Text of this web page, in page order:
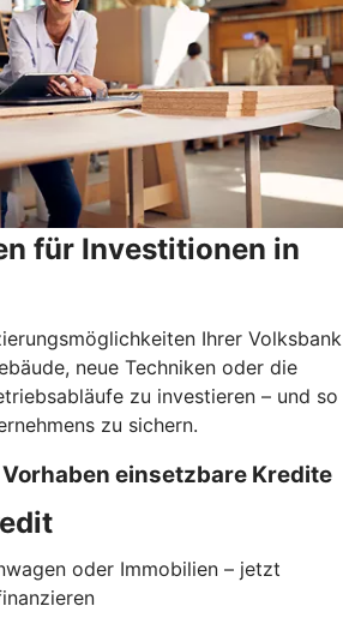
für Investitionen in
Ihrer Volksbank
neue Techniken oder die
zu investieren – und so
zu sichern.
einsetzbare Kredite
oder Immobilien – jetzt